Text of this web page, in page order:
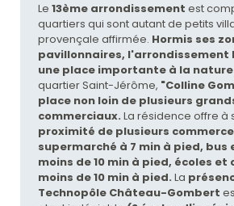
Le 13ème arrondissement est
quartiers qui sont autant de petits
provençale affirmée. Hormis ses
pavillonnaires, l'arrondissement
une place importante à la
quartier Saint-Jérôme, "Colline
place non loin de plusieurs
commerciaux. La résidence offre à
proximité de plusieurs
supermarché à 7 min à pied, bus
moins de 10 min à pied, écoles et
moins de 10 min à pied. La
Technopôle Château-Gombert